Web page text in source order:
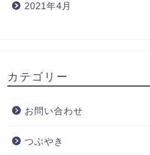
2021年4月
カテゴリー
お問い合わせ
つぶやき